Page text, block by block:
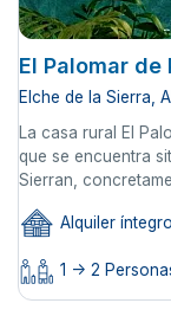
El Palomar de
Elche de la Sierra,
La casa rural El
que se encuentra
Sierran,
Alquiler íntegro
1 -> 2